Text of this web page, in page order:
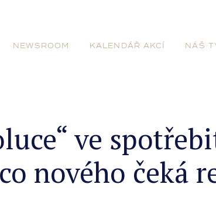
NEWSROOM KALENDÁŘ AKCÍ NÁŠ
ve
nového čeká